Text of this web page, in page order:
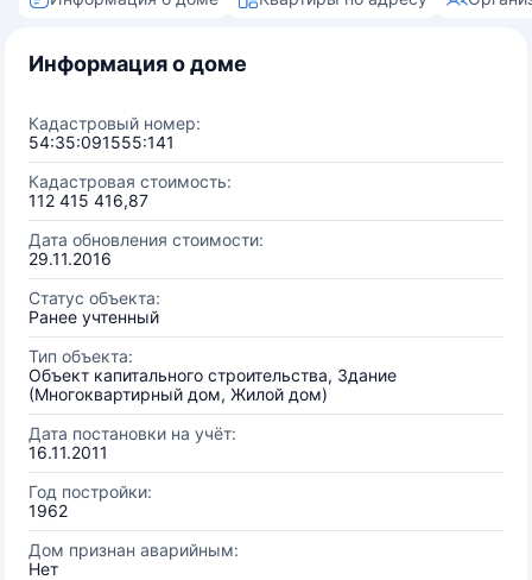
Информация о доме
Кадастровый номер:
54:35:091555:141
Кадастровая стоимость:
112 415 416,87
Дата обновления стоимости:
29.11.2016
Статус объекта:
Ранее учтенный
Тип объекта:
Объект капитального строительства, Здание
(Многоквартирный дом, Жилой дом)
Дата постановки на учёт:
16.11.2011
Год постройки:
1962
Дом признан аварийным:
Нет